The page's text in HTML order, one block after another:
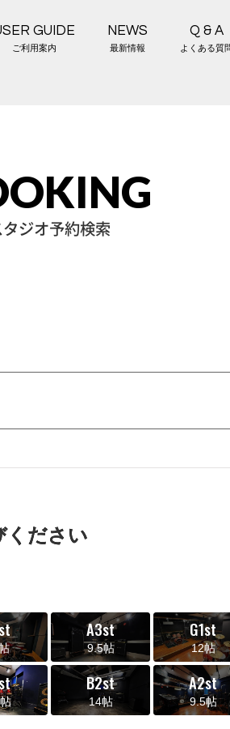
GUIDE
ご利用案内
NEWS
最新情報
Q & A
よくある質
タジオ予約検索
ください
A3st
9.5帖
G1st
12帖
B2st
14帖
A2st
9.5帖